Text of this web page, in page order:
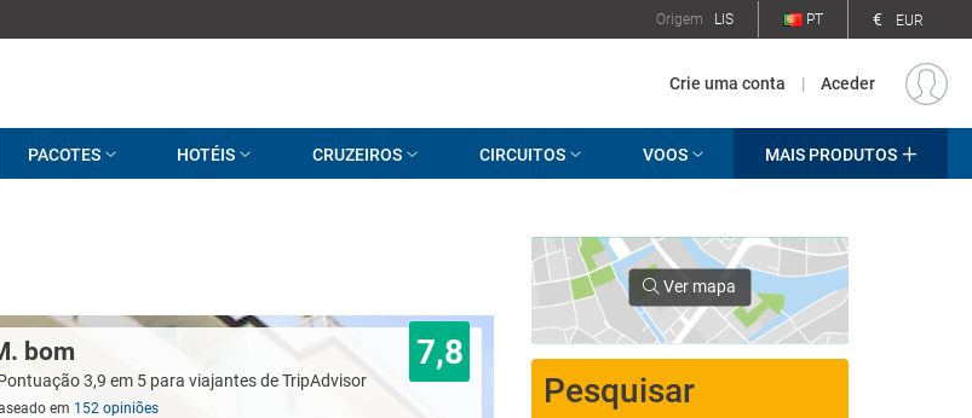
Origem LIS PT € EUR
Crie uma conta | Aceder
PACOTES HOTÉIS CRUZEIROS CIRCUITOS VOOS MAIS PRODUTOS
bom 7,8
em 152 opiniões
Ver mapa
Pesquisar